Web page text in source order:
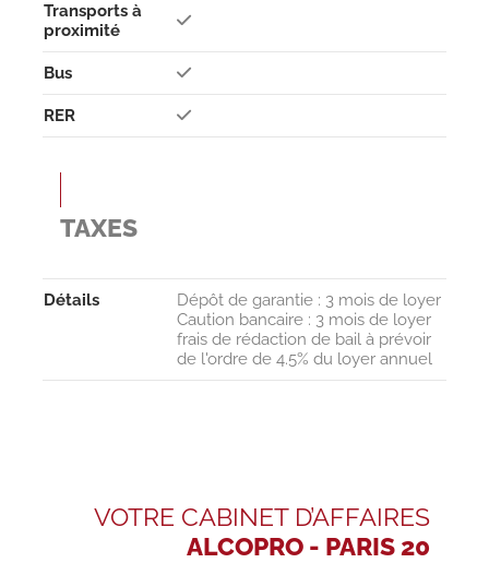
Transports à
proximité
Bus
RER
TAXES
Détails
Dépôt de garantie : 3 mois de loyer
Caution bancaire : 3 mois de loyer
frais de rédaction de bail à prévoir
de l'ordre de 4.5% du loyer annuel
VOTRE CABINET D’AFFAIRES
ALCOPRO - PARIS 20